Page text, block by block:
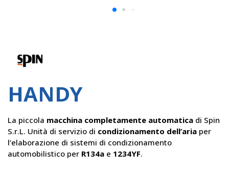
HANDY
La piccola macchina completamente automatica di Spin
S.r.L. Unità di servizio di condizionamento dell’aria per
l’elaborazione di sistemi di condizionamento
automobilistico per R134a e 1234YF.